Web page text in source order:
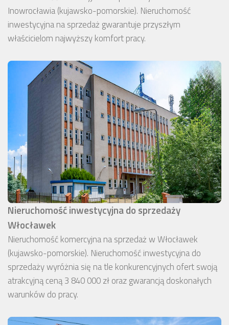
Inowrocławia (kujawsko-pomorskie). Nieruchomość
inwestycyjna na sprzedaż gwarantuje przyszłym
właścicielom najwyższy komfort pracy.
Nieruchomość inwestycyjna do sprzedaży
Włocławek
Nieruchomość komercyjna na sprzedaż w Włocławek
(kujawsko-pomorskie). Nieruchomość inwestycyjna do
sprzedaży wyróżnia się na tle konkurencyjnych ofert swoją
atrakcyjną ceną 3 840 000 zł oraz gwarancją doskonałych
warunków do pracy.